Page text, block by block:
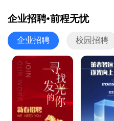
企业招聘•前程无忧
企业招聘 校园招聘